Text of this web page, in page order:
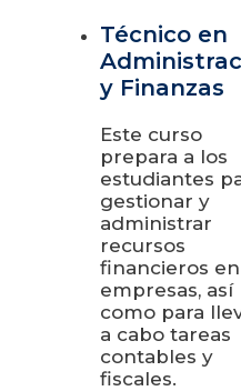
Técnico en
y Finanzas
Este curso
prepara a los
estudiantes
gestionar y
administrar
recursos
financieros en
empresas, así
como para
a cabo tareas
contables y
fiscales.